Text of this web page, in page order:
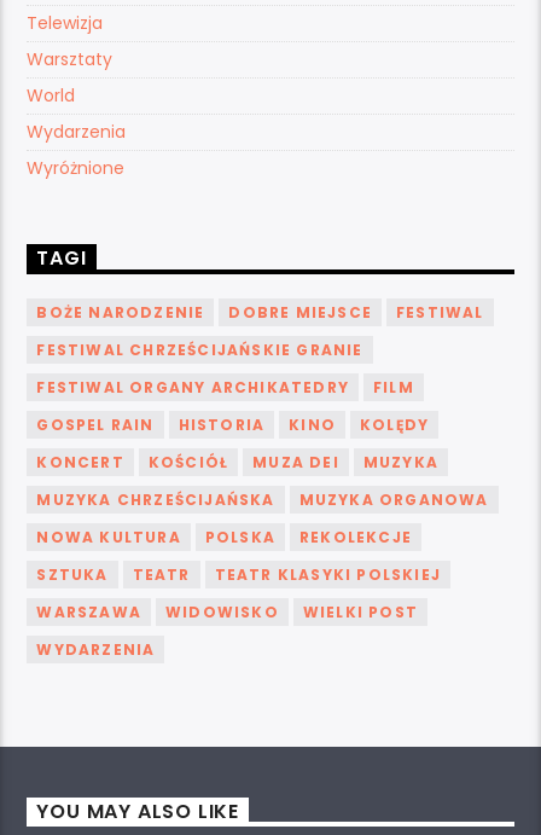
Telewizja
Warsztaty
World
Wydarzenia
Wyróżnione
TAGI
BOŻE NARODZENIE DOBRE MIEJSCE
FESTIWAL
FESTIWAL CHRZEŚCIJAŃSKIE GRANIE
FESTIWAL ORGANY ARCHIKATEDRY
FILM
GOSPEL RAIN
HISTORIA KINO
KOLĘDY
KONCERT
KOŚCIÓŁ MUZA DEI
MUZYKA
MUZYKA CHRZEŚCIJAŃSKA
MUZYKA ORGANOWA
NOWA KULTURA
POLSKA
REKOLEKCJE
SZTUKA
TEATR
TEATR KLASYKI POLSKIEJ
WARSZAWA
WIDOWISKO
WIELKI POST
WYDARZENIA
YOU MAY ALSO LIKE